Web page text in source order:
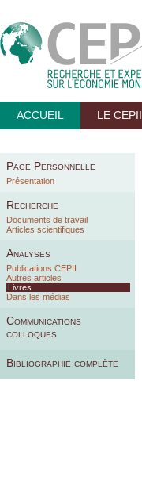
ACCUEIL LE CEPII
Page Personnelle
Présentation
Recherche
Documents de travail
Articles scientifiques
Analyses
Publications CEPII
Autres articles
Livres
Dans les médias
Communications
colloques
Bibliographie complète